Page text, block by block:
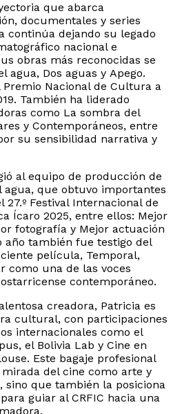
que abarca
documentales y series
continúa dejando su legado
nacional e
obras más reconocidas se
agua, Dos aguas y Apego.
Nacional de Cultura a
También ha liderado
como La sombra del
y Contemporáneos, entre
su sensibilidad narrativa y
al equipo de producción de
que obtuvo importantes
Festival Internacional de
Ícaro 2025, entre ellos: Mejor
fotografía y Mejor actuación
año también fue testigo del
película, Temporal,
como una de las voces
contemporáneo.
creadora, Patricia es
cultural, con participaciones
internacionales como el
el Bolivia Lab y Cine en
Este bagaje profesional
del cine como arte y
que también la posiciona
guiar al CRFIC hacia una